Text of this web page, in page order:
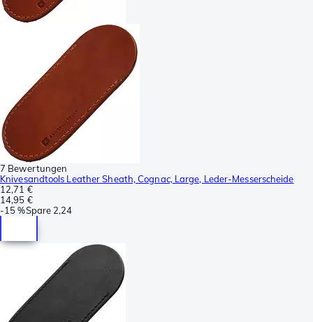
7 Bewertungen
Knivesandtools Leather Sheath, Cognac, Large, Leder-Messerscheide
12,71 €
14,95 €
-15 %Spare 2,24